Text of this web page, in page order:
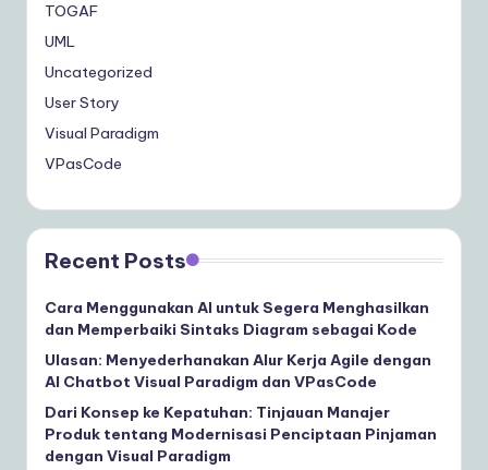
TOGAF
UML
Uncategorized
User Story
Visual Paradigm
VPasCode
Recent Posts
Cara Menggunakan AI untuk Segera Menghasilkan
dan Memperbaiki Sintaks Diagram sebagai Kode
Ulasan: Menyederhanakan Alur Kerja Agile dengan
AI Chatbot Visual Paradigm dan VPasCode
Dari Konsep ke Kepatuhan: Tinjauan Manajer
Produk tentang Modernisasi Penciptaan Pinjaman
dengan Visual Paradigm